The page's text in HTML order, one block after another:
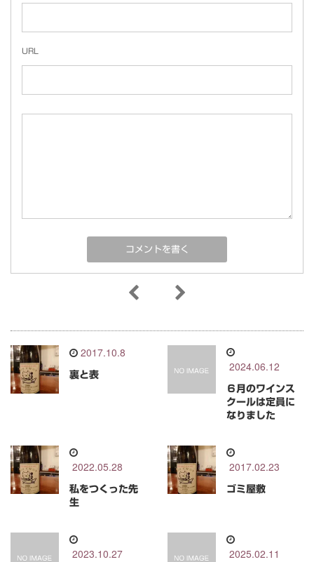
URL
2017.10.8
裏と表
2024.06.12
６月のワインス
クールは定員に
なりました
2022.05.28
私をつくった先
生
2017.02.23
ゴミ屋敷
2023.10.27 2025.02.11